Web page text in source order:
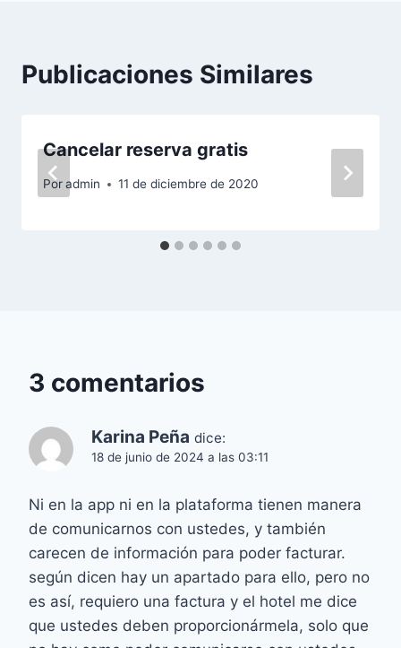
Publicaciones Similares
Cancelar reserva gratis
Poradmin 11 de diciembre de 2020
3 comentarios
Karina Peña dice:
18 de junio de 2024 a las 03:11
Ni en la app ni en la plataforma tienen manera
de comunicarnos con ustedes, y también
carecen de información para poder facturar.
según dicen hay un apartado para ello, pero no
es así, requiero una factura y el hotel me dice
que ustedes deben proporcionármela, solo que